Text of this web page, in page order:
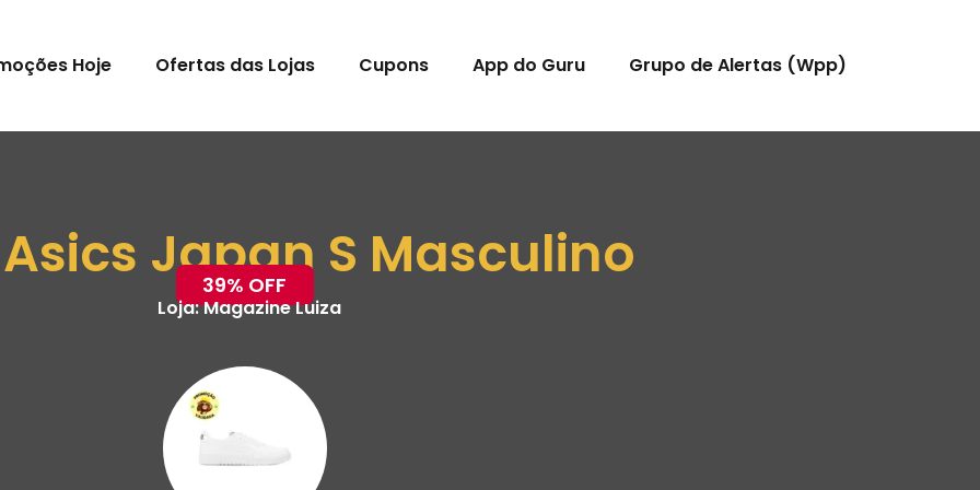
Hoje Ofertas das Lojas Cupons App do Guru Grupo de Alertas (Wpp)
Japan S Masculino
39% OFF
Loja:Magazine Luiza